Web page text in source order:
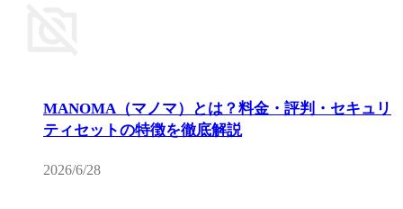
MANOMA（マノマ）とは？料金・評判・セキュリ
ティセットの特徴を徹底解説
2026/6/28